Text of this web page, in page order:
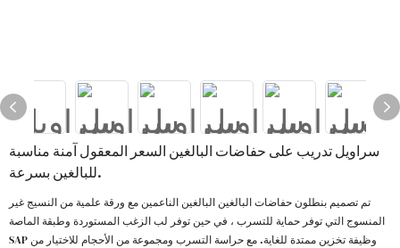
سراويل تدريب على حفاضات البالغين السعر المعقول آمنة مناسبة
للبالغين بسرعة.
تم تصميم بنطلون حفاضات البالغين البالغين الناعمين مع ورقة علمية من النسيج غير
المنسوج التي توفر حماية للتسرب ، في حين توفر لب الزغب المستوردة وطبقة الماصة
SAP وظيفة تخزين ممتدة للغاية. مع حراسة التسرب ومجموعة من الأحجام للاختيار من